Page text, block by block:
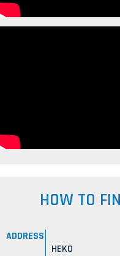
HOW TO
ADDRESS
HEKO